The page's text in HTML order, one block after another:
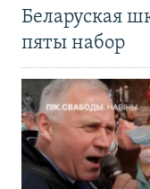
Беларуская
пяты набор